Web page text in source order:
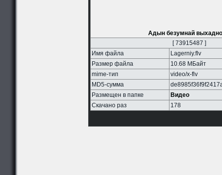
Адын безумнай
[ 73915487 ]
Имя файла
Lagerniy.flv
Размер файла
10.68 МБайт
mime-тип
video/x-flv
MD5-сумма
Размещен в папке
Видео
Скачано раз
178